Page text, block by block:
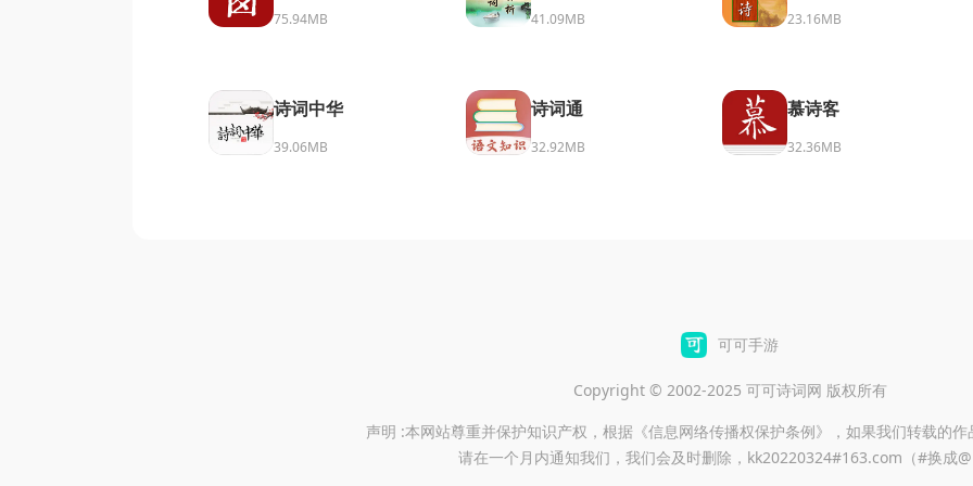
75.94MB 41.09MB 23.16MB
诗词中华
39.06MB
诗词通
32.92MB
慕诗客
32.36MB
可可手游
Copyright © 2002-2025 可可诗词网 版权所有
声明 :本网站尊重并保护知识产权，根据《信息网络传播权保护条例》，如果我们转载的作
请在一个月内通知我们，我们会及时删除，kk20220324#163.com（#换成@